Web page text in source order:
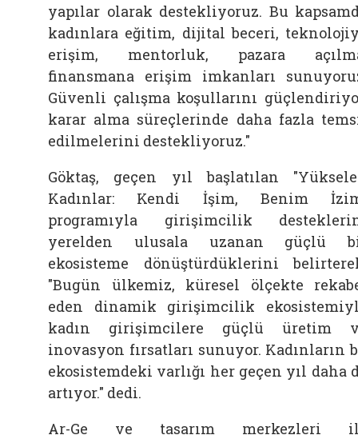
yapılar olarak destekliyoruz. Bu
kadınlara eğitim, dijital beceri,
erişim, mentorluk, pazara
finansmana erişim imkanları
Güvenli çalışma koşullarını
karar alma süreçlerinde daha fazla
edilmelerini destekliyoruz."
Göktaş, geçen yıl başlatılan
Kadınlar: Kendi İşim, Benim
programıyla girişimcilik
yerelden ulusala uzanan güçlü
ekosisteme dönüştürdüklerini
"Bugün ülkemiz, küresel ölçekte
eden dinamik girişimcilik
kadın girişimcilere güçlü üretim
inovasyon fırsatları sunuyor. Kadınların
ekosistemdeki varlığı her geçen yıl daha
artıyor." dedi.
Ar-Ge ve tasarım merkezleri